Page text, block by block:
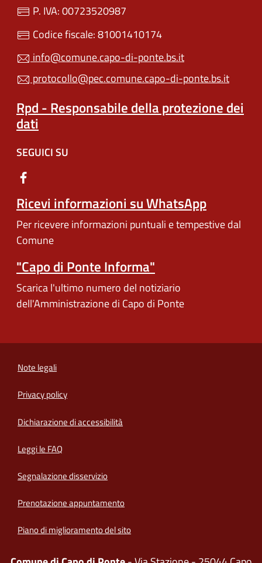
P. IVA: 00723520987
Codice fiscale: 81001410174
info@comune.capo-di-ponte.bs.it
protocollo@pec.comune.capo-di-ponte.bs.it
Rpd - Responsabile della protezione dei
dati
SEGUICI SU
Ricevi informazioni su WhatsApp
Per ricevere informazioni puntuali e tempestive dal
Comune
"Capo di Ponte Informa"
Scarica l'ultimo numero del notiziario
dell'Amministrazione di Capo di Ponte
Note legali
Privacy policy
Dichiarazione di accessibilità
Leggi le FAQ
Segnalazione disservizio
Prenotazione appuntamento
Piano di miglioramento del sito